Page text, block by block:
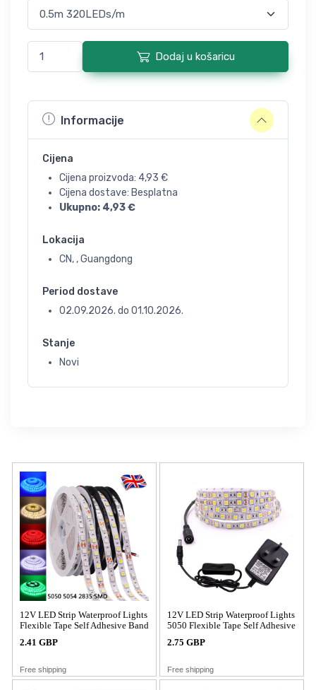
Dodaj u košaricu
Informacije
Cijena
Cijena proizvoda: 4,93 €
Cijena dostave: Besplatna
Ukupno: 4,93€
Lokacija
CN, , Guangdong
Period dostave
02.09.2026. do 01.10.2026.
Stanje
Novi